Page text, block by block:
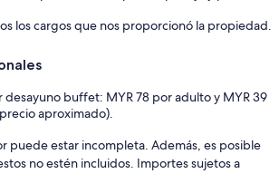
los cargos que nos proporcionó la propiedad.
desayuno buffet: MYR 78 por adulto y MYR 39
aproximado).
puede estar incompleta. Además, es posible
no estén incluidos. Importes sujetos a